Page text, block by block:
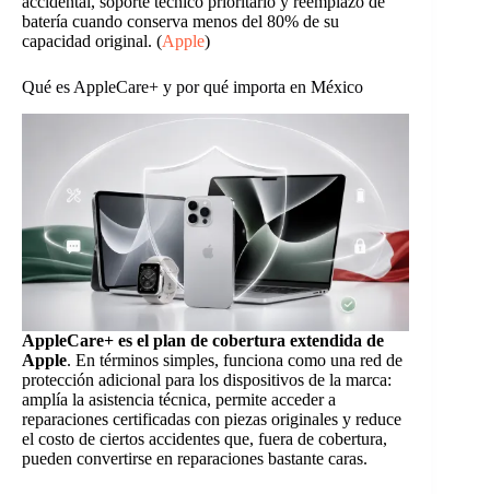
batería cuando conserva menos del 80% de su
capacidad original. (Apple)
Qué es AppleCare+ y por qué importa en México
AppleCare+ es el plan de cobertura extendida de
Apple. En términos simples, funciona como una red de
protección adicional para los dispositivos de la marca:
amplía la asistencia técnica, permite acceder a
reparaciones certificadas con piezas originales y reduce
el costo de ciertos accidentes que, fuera de cobertura,
pueden convertirse en reparaciones bastante caras.